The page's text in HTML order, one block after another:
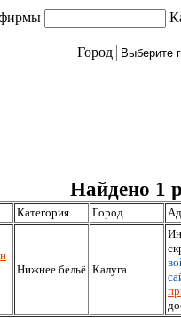
Город
Найдено 1
Категория Город
Нижнее бельё Калуга